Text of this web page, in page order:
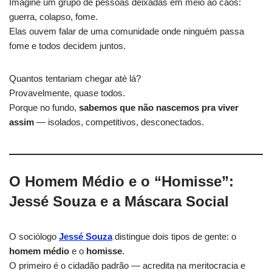
guerra, colapso, fome.
Elas ouvem falar de uma comunidade onde ninguém passa
fome e todos decidem juntos.
Quantos tentariam chegar até lá?
Provavelmente, quase todos.
Porque no fundo, sabemos que não nascemos pra viver
assim — isolados, competitivos, desconectados.
O Homem Médio e o “Homisse”:
Jessé Souza e a Máscara Social
O sociólogo Jessé Souzadistingue dois tipos de gente: o
homem médio e o homisse.
O primeiro é o cidadão padrão — acredita na meritocracia e